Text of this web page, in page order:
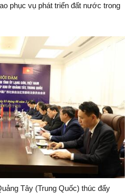
phục vụ phát triển đất nước trong
Tây (Trung Quốc) thúc đẩy